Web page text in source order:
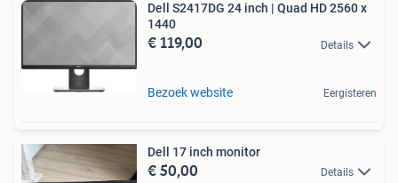
Dell S2417DG 24 inch | Quad HD 2560 x
1440
€ 119,00 Details
Bezoek website Eergisteren
Dell 17 inch monitor
€ 50,00 Details